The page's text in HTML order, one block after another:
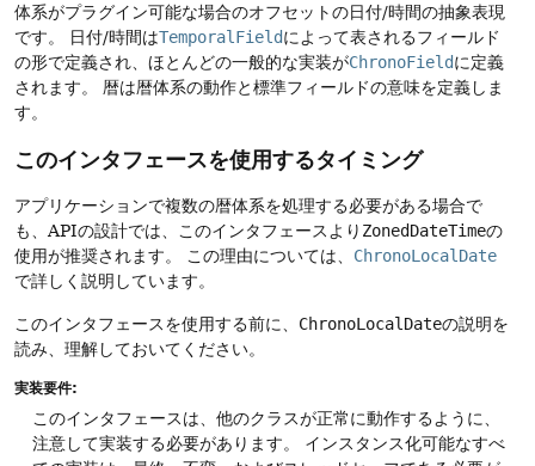
体系がプラグイン可能な場合のオフセットの日付/時間の抽象表現
です。
日付/時間はTemporalFieldによって表されるフィールド
の形で定義され、ほとんどの一般的な実装がChronoFieldに定義
されます。
暦は暦体系の動作と標準フィールドの意味を定義しま
す。
このインタフェースを使用するタイミング
アプリケーションで複数の暦体系を処理する必要がある場合で
も、APIの設計では、このインタフェースより ZonedDateTimeの
使用が推奨されます。
この理由については、 ChronoLocalDate
で詳しく説明しています。
このインタフェースを使用する前に、 ChronoLocalDateの説明を
読み、理解しておいてください。
実装要件:
このインタフェースは、他のクラスが正常に動作するように、
注意して実装する必要があります。
インスタンス化可能なすべ